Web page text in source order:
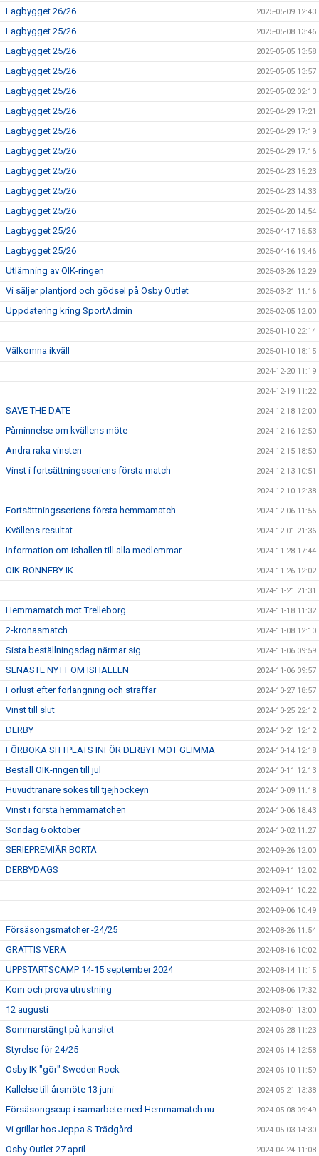
Lagbygget 26/26 2025-05-09 12:43
Lagbygget 25/26 2025-05-08 13:46
Lagbygget 25/26 2025-05-05 13:58
Lagbygget 25/26 2025-05-05 13:57
Lagbygget 25/26 2025-05-02 02:13
Lagbygget 25/26 2025-04-29 17:21
Lagbygget 25/26 2025-04-29 17:19
Lagbygget 25/26 2025-04-29 17:16
Lagbygget 25/26 2025-04-23 15:23
Lagbygget 25/26 2025-04-23 14:33
Lagbygget 25/26 2025-04-20 14:54
Lagbygget 25/26 2025-04-17 15:53
Lagbygget 25/26 2025-04-16 19:46
Utlämning av OIK-ringen 2025-03-26 12:29
Vi säljer plantjord och gödsel på Osby Outlet 2025-03-21 11:16
Uppdatering kring SportAdmin 2025-02-05 12:00
2025-01-10 22:14
Välkomna ikväll 2025-01-10 18:15
2024-12-20 11:19
2024-12-19 11:22
SAVE THE DATE 2024-12-18 12:00
Påminnelse om kvällens möte 2024-12-16 12:50
Andra raka vinsten 2024-12-15 18:50
Vinst i fortsättningsseriens första match 2024-12-13 10:51
2024-12-10 12:38
Fortsättningsseriens första hemmamatch 2024-12-06 11:55
Kvällens resultat 2024-12-01 21:36
Information om ishallen till alla medlemmar 2024-11-28 17:44
OIK-RONNEBY IK 2024-11-26 12:02
2024-11-21 21:31
Hemmamatch mot Trelleborg 2024-11-18 11:32
2-kronasmatch 2024-11-08 12:10
Sista beställningsdag närmar sig 2024-11-06 09:59
SENASTE NYTT OM ISHALLEN 2024-11-06 09:57
Förlust efter förlängning och straffar 2024-10-27 18:57
Vinst till slut 2024-10-25 22:12
DERBY 2024-10-21 12:12
FÖRBOKA SITTPLATS INFÖR DERBYT MOT GLIMMA 2024-10-14 12:18
Beställ OIK-ringen till jul 2024-10-11 12:13
Huvudtränare sökes till tjejhockeyn 2024-10-09 11:18
Vinst i första hemmamatchen 2024-10-06 18:43
Söndag 6 oktober 2024-10-02 11:27
SERIEPREMIÄR BORTA 2024-09-26 12:00
DERBYDAGS 2024-09-11 12:02
2024-09-11 10:22
2024-09-06 10:49
Försäsongsmatcher -24/25 2024-08-26 11:54
GRATTIS VERA 2024-08-16 10:02
UPPSTARTSCAMP 14-15 september 2024 2024-08-14 11:15
Kom och prova utrustning 2024-08-06 17:32
12 augusti 2024-08-01 13:00
Sommarstängt på kansliet 2024-06-28 11:23
Styrelse för 24/25 2024-06-14 12:58
Osby IK "gör" Sweden Rock 2024-06-10 11:59
Kallelse till årsmöte 13 juni 2024-05-21 13:38
Försäsongscup i samarbete med Hemmamatch.nu 2024-05-08 09:49
Vi grillar hos Jeppa S Trädgård 2024-05-03 14:30
Osby Outlet 27 april 2024-04-24 11:08